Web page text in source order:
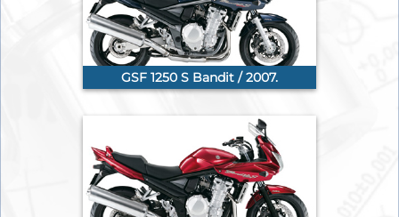
GSF 1250 S Bandit / 2007.